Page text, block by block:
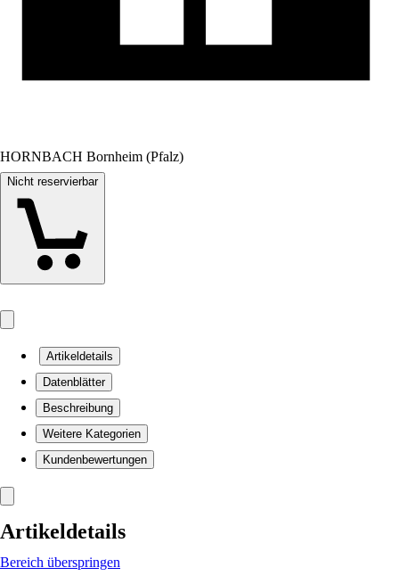
HORNBACH Bornheim (Pfalz)
Nicht reservierbar
Artikeldetails
Datenblätter
Beschreibung
Weitere Kategorien
Kundenbewertungen
Artikeldetails
Bereich überspringen